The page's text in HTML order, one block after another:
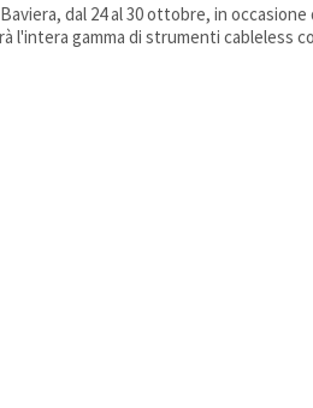
dal 24 al 30 ottobre, in occasione
l'intera gamma di strumenti cableless